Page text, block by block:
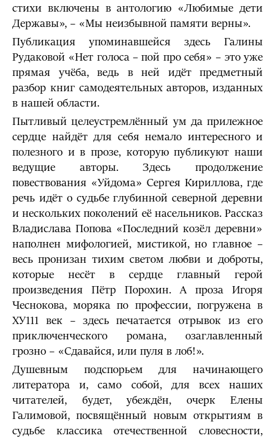
стихи включены в антологию «Любимые дети
Державы», – «Мы неизбывной памяти верны».
Публикация упоминавшейся здесь Галины
Рудаковой «Нет голоса – пой про себя» – это уже
прямая учёба, ведь в ней идёт предметный
разбор книг самодеятельных авторов, изданных
в нашей области.
Пытливый целеустремлённый ум да прилежное
сердце найдёт для себя немало интересного и
полезного и в прозе, которую публикуют наши
ведущие авторы. Здесь продолжение
повествования «Уйдома» Сергея Кириллова, где
речь идёт о судьбе глубинной северной деревни
и нескольких поколений её насельников. Рассказ
Владислава Попова «Последний козёл деревни»
наполнен мифологией, мистикой, но главное –
весь пронизан тихим светом любви и доброты,
которые несёт в сердце главный герой
произведения Пётр Порохин. А проза Игоря
Чеснокова, моряка по профессии, погружена в
ХУ111 век – здесь печатается отрывок из его
приключенческого романа, озаглавленный
грозно – «Сдавайся, или пуля в лоб!».
Душевным подспорьем для начинающего
литератора и, само собой, для всех наших
читателей, будет, убеждён, очерк Елены
Галимовой, посвящённый новым открытиям в
судьбе классика отечественной словесности,